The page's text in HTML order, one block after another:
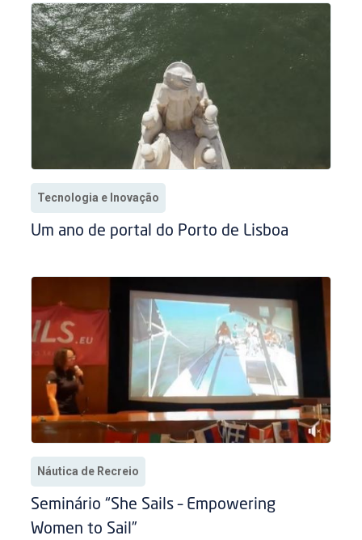
Tecnologia e Inovação
Um ano de portal do Porto de Lisboa
Náutica de Recreio
Seminário “She Sails – Empowering
Women to Sail”